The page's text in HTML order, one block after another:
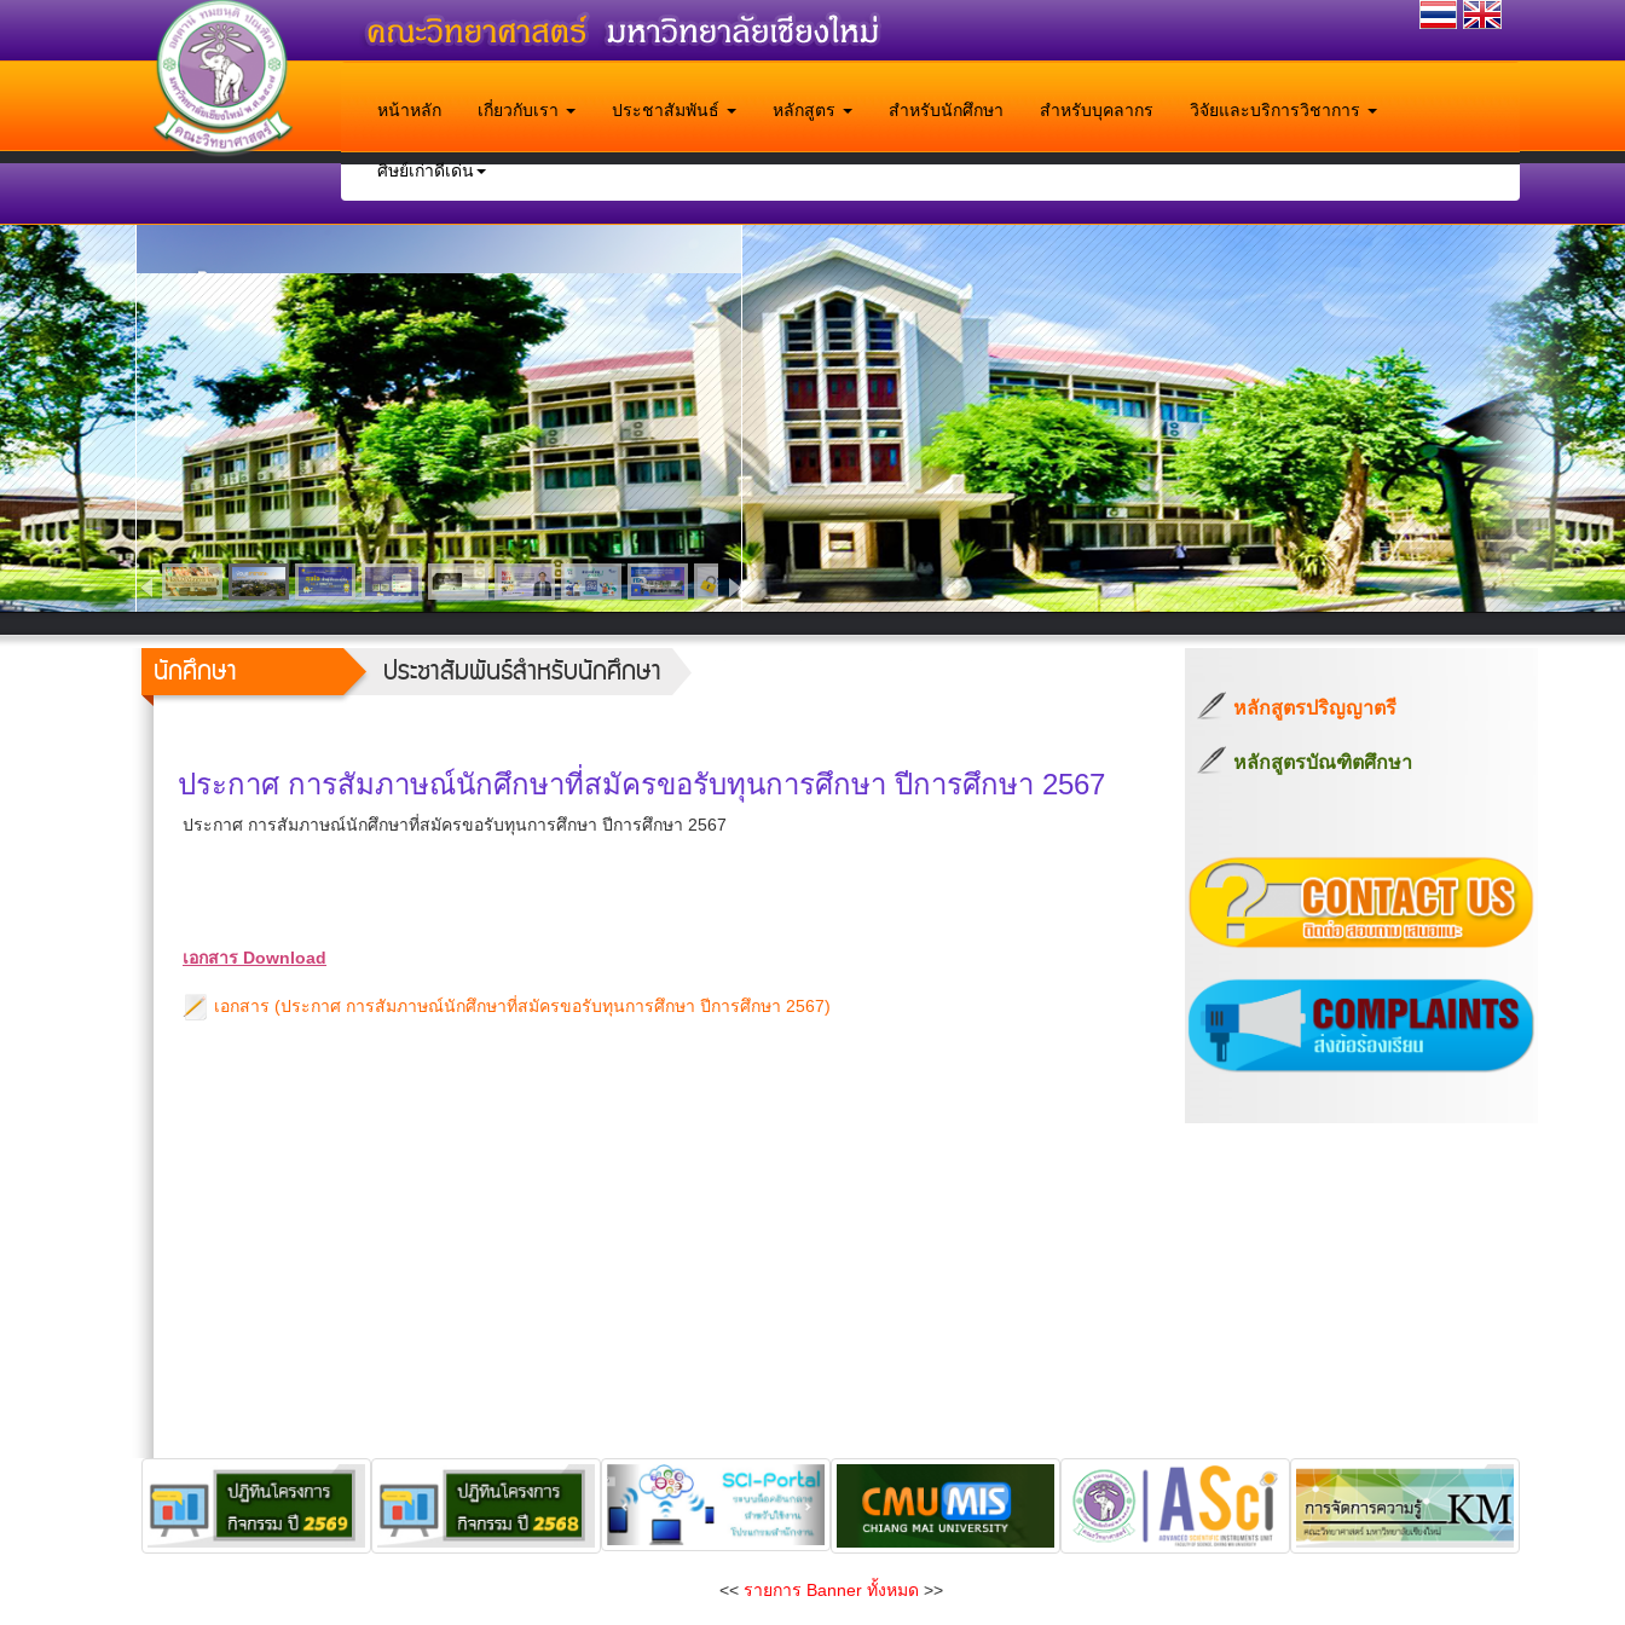
หน้าหลัก เกี่ยวกับเรา ประชาสัมพันธ์ หลักสูตร สำหรับนักศึกษา สำหรับบุคลากร วิจัยและบริการวิชาการ
ศิษย์เก่าดีเด่น
นักศึกษา ประชาสัมพันธ์สำหรับนักศึกษา
ประกาศ การสัมภาษณ์นักศึกษาที่สมัครขอรับทุนการศึกษา ปีการศึกษา 2567
ประกาศ การสัมภาษณ์นักศึกษาที่สมัครขอรับทุนการศึกษา ปีการศึกษา 2567
เอกสาร Download
เอกสาร (ประกาศ การสัมภาษณ์นักศึกษาที่สมัครขอรับทุนการศึกษา ปีการศึกษา 2567)
หลักสูตรปริญญาตรี
หลักสูตรบัณฑิตศึกษา
<< รายการ Banner ทั้งหมด >>